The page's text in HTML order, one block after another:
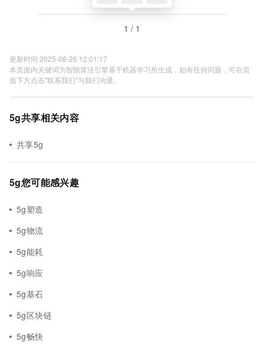
1 / 1
更新时间 2025-08-26 12:01:17
本页面内关键词为智能算法引擎基于机器学习所生成，如有任何问题，可在页
面下方点击"联系我们"与我们沟通。
5g共享相关内容
共享5g
5g您可能感兴趣
5g塑造
5g物流
5g能耗
5g响应
5g基石
5g区块链
5g畅快